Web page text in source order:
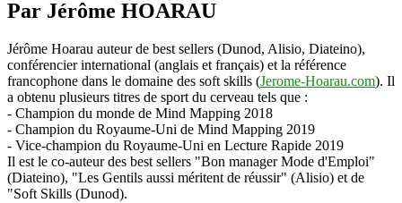
Par Jérôme HOARAU
Jérôme Hoarau auteur de best sellers (Dunod, Alisio, Diateino),
conférencier international (anglais et français) et la référence
francophone dans le domaine des soft skills (Jerome-Hoarau.com). Il
a obtenu plusieurs titres de sport du cerveau tels que :
- Champion du monde de Mind Mapping 2018
- Champion du Royaume-Uni de Mind Mapping 2019
- Vice-champion du Royaume-Uni en Lecture Rapide 2019
Il est le co-auteur des best sellers "Bon manager Mode d'Emploi"
(Diateino), "Les Gentils aussi méritent de réussir" (Alisio) et de
"Soft Skills (Dunod).